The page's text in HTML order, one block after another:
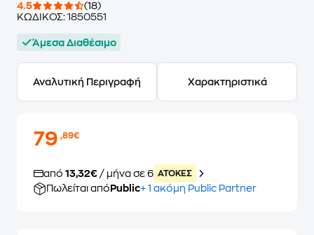
4.5
(18)
ΚΩΔΙΚΟΣ: 1850551
Άμεσα Διαθέσιμο
Αναλυτική Περιγραφή Χαρακτηριστικά
79,89€
από 13,32€ / μήνα σε 6 ATOKEΣ
Πωλείται από Public+ 1 ακόμη Public Partner